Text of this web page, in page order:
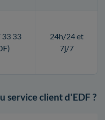
33 33
24h/24 et
7j/7
service client d'EDF ?